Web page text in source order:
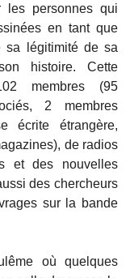
les personnes qui
en tant que
sa légitimité de sa
histoire. Cette
membres (95
2 membres
écrite étrangère,
de radios
et des nouvelles
des chercheurs
sur la bande
où quelques